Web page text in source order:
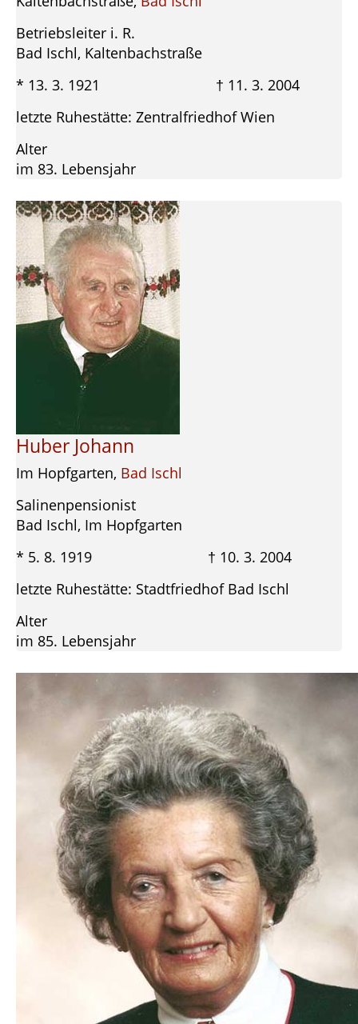
Betriebsleiter i. R.
Bad Ischl, Kaltenbachstraße
* 13. 3. 1921 † 11. 3. 2004
letzte Ruhestätte: Zentralfriedhof Wien
Alter
im 83. Lebensjahr
Huber Johann
Im Hopfgarten, Bad Ischl
Salinenpensionist
Bad Ischl, Im Hopfgarten
* 5. 8. 1919 † 10. 3. 2004
letzte Ruhestätte: Stadtfriedhof Bad Ischl
Alter
im 85. Lebensjahr